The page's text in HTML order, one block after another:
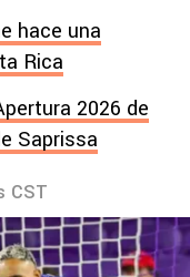
hace una
Rica
2026 de
Saprissa
CST